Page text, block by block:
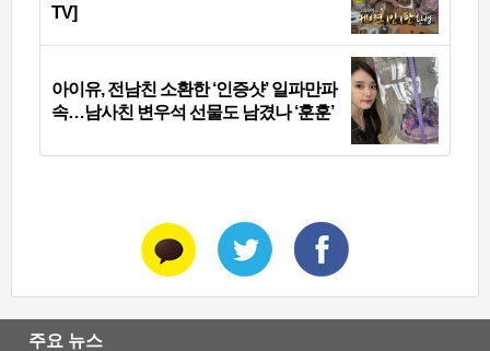
TV]
아이유, 전남친 소환한 ‘인증샷’ 일파만파
속…남사친 변우석 선물도 남겼나 ‘훈훈’
주요 뉴스